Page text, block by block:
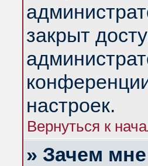
закрыт
настроек.
Вернуться к
» Зачем